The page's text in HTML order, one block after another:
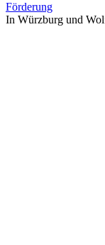
Förderung
In Würzburg und